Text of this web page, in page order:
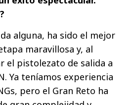
alguna, ha sido el mejor
maravillosa y, al
el pistolezato de salida a
Ya teníamos experiencia
pero el Gran Reto ha